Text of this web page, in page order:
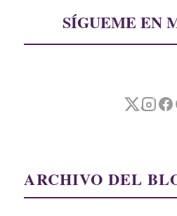
SÍGUEME EN
ARCHIVO DEL